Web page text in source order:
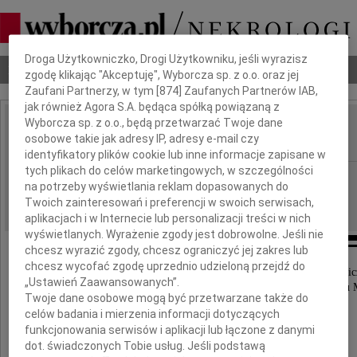
Nekrologi Odeszli Poradnik pogrzebowy
IMIĘ I NAZWISKO: Wienczysław Sadowski
REGION: Białystok
DATA EMISJI: 12.03.2021
Z całego serca dziękuję wszystkim, którzy
w ostatniej drodze na miejsce wiecznego spoczynku
Dbamy o Twoją prywatność
Droga Użytkowniczko, Drogi Użytkowniku, jeśli wyrazisz
zgodę klikając "Akceptuję", Wyborcza sp. z o.o. oraz jej
Zaufani Partnerzy, w tym [874 ] Zaufanych Partnerów IAB,
jak również Agora S.A. będąca spółką powiązaną z
Wyborcza sp. z o.o., będą przetwarzać Twoje dane
osobowe takie jak adresy IP, adresy e-mail czy
identyfikatory plików cookie lub inne informacje zapisane w
tych plikach do celów marketingowych, w szczególności
na potrzeby wyświetlania reklam dopasowanych do
Twoich zainteresowań i preferencji w swoich serwisach,
aplikacjach i w Internecie lub personalizacji treści w nich
wyświetlanych. Wyrażenie zgody jest dobrowolne. Jeśli nie
chcesz wyrazić zgody, chcesz ograniczyć jej zakres lub
chcesz wycofać zgodę uprzednio udzieloną przejdź do
„Ustawień Zaawansowanych”.
Twoje dane osobowe mogą być przetwarzane także do
celów badania i mierzenia informacji dotyczących
funkcjonowania serwisów i aplikacji lub łączone z danymi
dot. świadczonych Tobie usług. Jeśli podstawą